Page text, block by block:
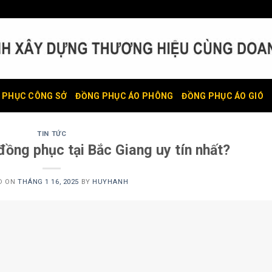
CÔNG SỞ ĐỒNG PHỤC ÁO PHÔNG ĐỒNG PHỤC ÁO GIÓ
TIN TỨC
phục tại Bắc Giang uy tín nhất?
ON THÁNG 1 16, 2025 BY HUYHANH